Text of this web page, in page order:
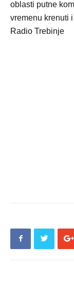
oblasti putne
vremenu krenuti
Radio Trebinje